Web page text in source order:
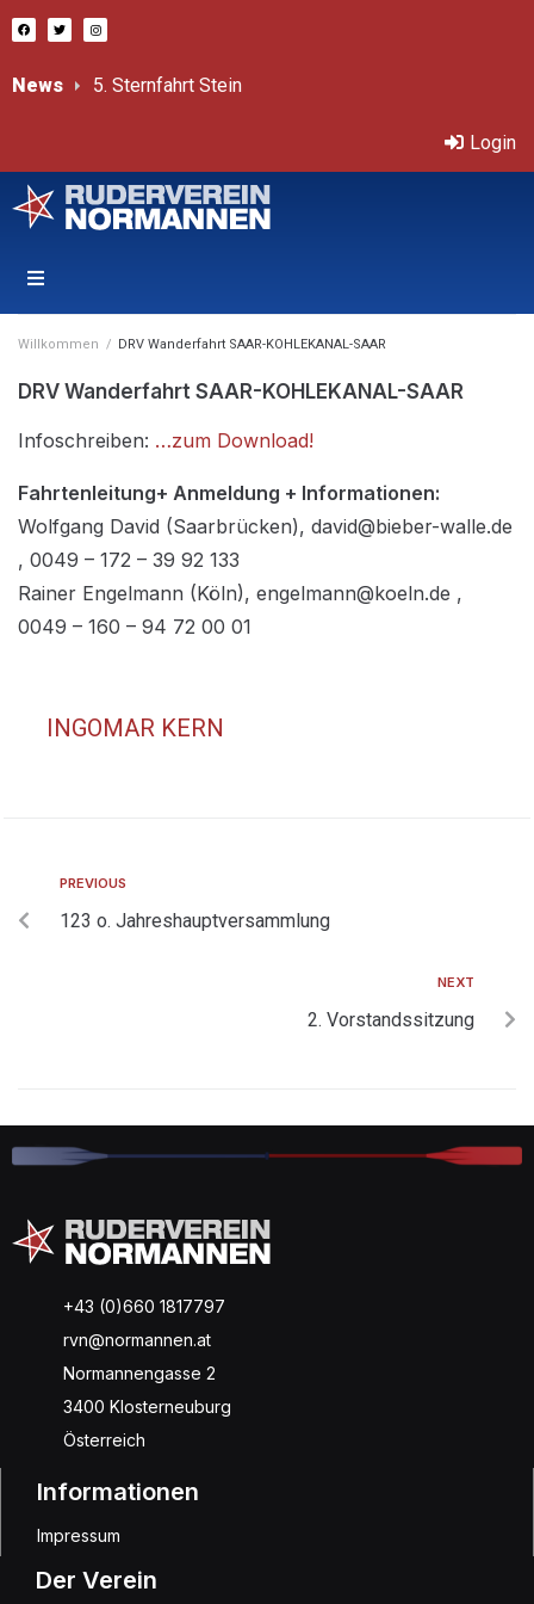
News 5. Sternfahrt Stein
# Sternfahrt Ister – 18. Juli 2026
Bericht von Sprint-ÖM
Login
Willkommen / DRV Wanderfahrt SAAR-KOHLEKANAL-SAAR
DRV Wanderfahrt SAAR-KOHLEKANAL-SAAR
Infoschreiben: …zum Download!
Fahrtenleitung+ Anmeldung + Informationen:
Wolfgang David (Saarbrücken), david@bieber-walle.de
, 0049 – 172 – 39 92 133
Rainer Engelmann (Köln), engelmann@koeln.de ,
0049 – 160 – 94 72 00 01
INGOMAR KERN
PREVIOUS
123 o. Jahreshauptversammlung
NEXT
2. Vorstandssitzung
+43 (0)660 1817797
rvn@normannen.at
Normannengasse 2
3400 Klosterneuburg
Österreich
Informationen
Impressum
Der Verein